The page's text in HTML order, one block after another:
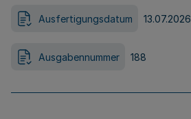
Ausfertigungsdatum 13.07.2026
Ausgabennummer 188